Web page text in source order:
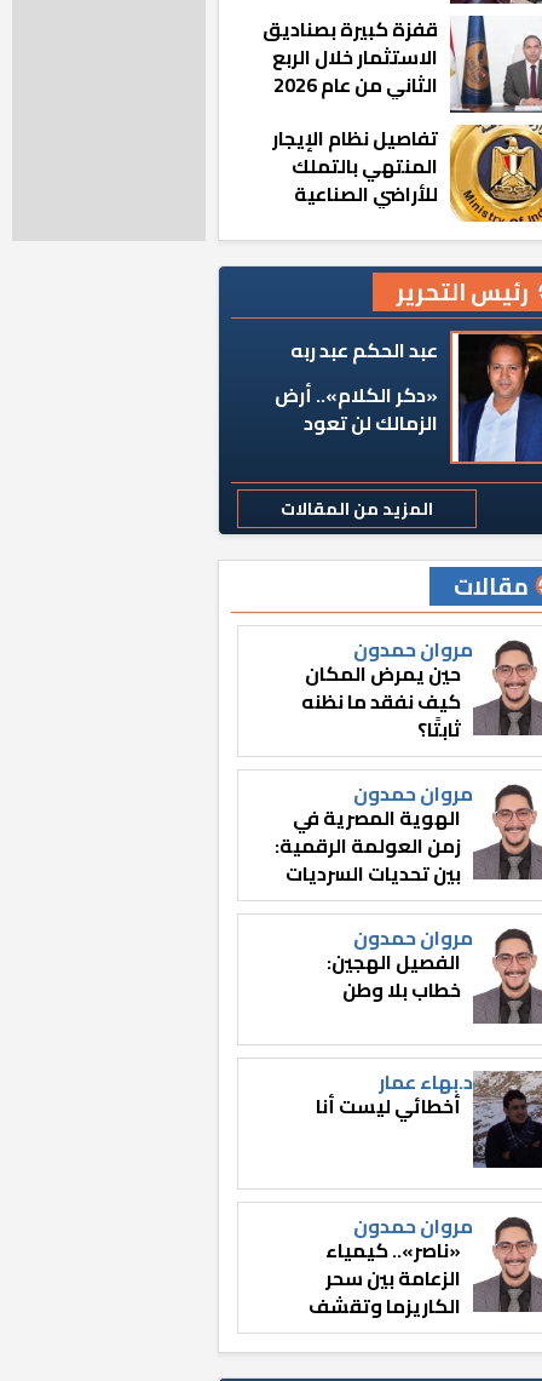
قفزة كبيرة بصناديق
الاستثمار خلال الربع
الثاني من عام 2026
تفاصيل نظام الإيجار
المنتهي بالتملك
للأراضي الصناعية
رئيس التحرير
عبد الحكم عبد ربه
«دكر الكلام».. أرض
الزمالك لن تعود
المزيد من المقالات
مقالات
مروان حمدون
حين يمرض المكان
كيف نفقد ما نظنه
ثابتًا؟
مروان حمدون
الهوية المصرية في
زمن العولمة الرقمية:
بين تحديات السرديات
وصناعة الوعي
مروان حمدون
الفصيل الهجين:
خطاب بلا وطن
د.بهاء عمار
أخطائي ليست أنا
مروان حمدون
«ناصر».. كيمياء
الزعامة بين سحر
الكاريزما وتقشف
الثائر